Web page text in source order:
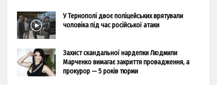
У Тернополі двоє поліцейських врятували
чоловіка під час російської атаки
Захист скандальної нардепки Людмили
Марченко вимагає закриття провадження, а
прокурор — 5 років тюрми